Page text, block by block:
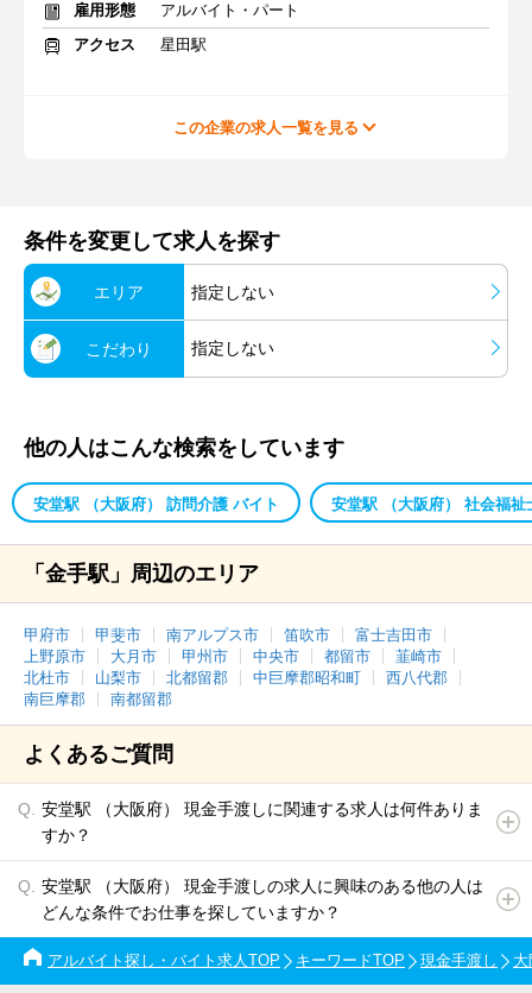
雇用形態
アルバイト・パート
アクセス
星田駅
この企業の求人一覧を見る
条件を変更して求人を探す
エリア 指定しない
こだわり 指定しない
他の人はこんな検索をしています
安堂駅 （大阪府） 訪問介護 バイト 安堂駅 （大阪府） 社会福祉
「金手駅」周辺のエリア
甲府市 甲斐市 南アルプス市 笛吹市
富士吉田市
上野原市
大月市 甲州市 中央市 都留市
韮崎市
北杜市
山梨市 北都留郡 中巨摩郡昭和町
西八代郡
南巨摩郡
南都留郡
よくあるご質問
安堂駅 （大阪府） 現金手渡しに関連する求人は何件ありま
すか？
安堂駅 （大阪府） 現金手渡しの求人に興味のある他の人は
どんな条件でお仕事を探していますか？
アルバイト探し・バイト求人TOP キーワードTOP 現金手渡し